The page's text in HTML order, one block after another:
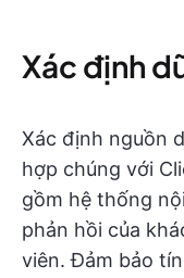
Xác định
Xác định nguồn
hợp chúng với
gồm hệ thống
phản hồi của
viên. Đảm bảo